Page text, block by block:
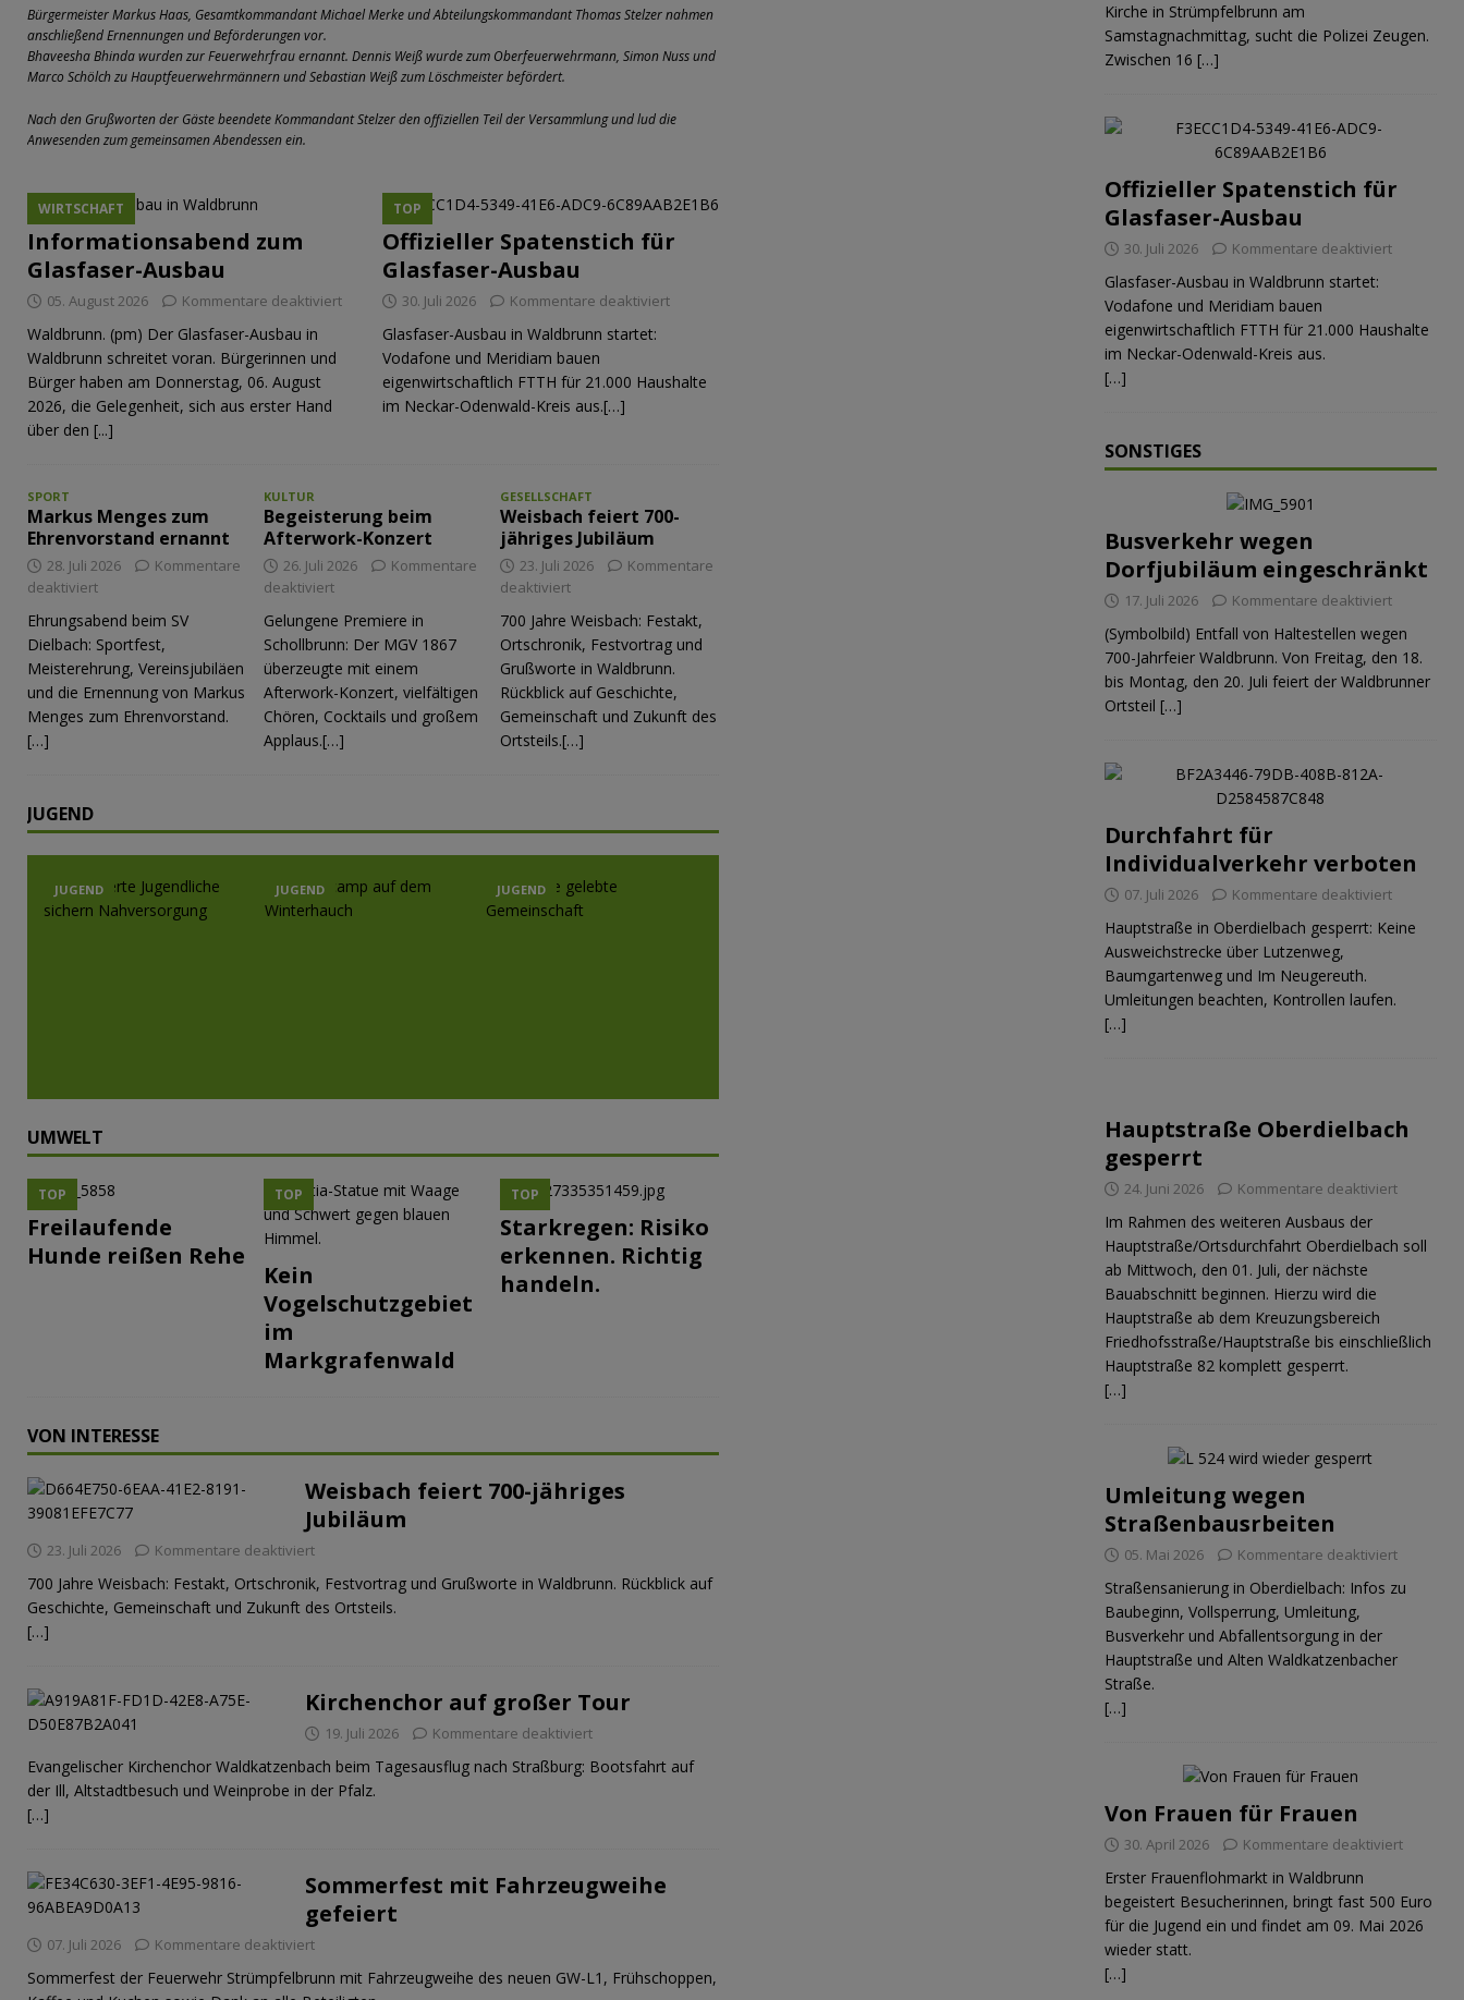
Bürgermeister Markus Haas, Gesamtkommandant Michael Merke und Abteilungskommandant Thomas Stelzer nahmen
anschließend Ernennungen und Beförderungen vor.
Bhaveesha Bhinda wurden zur Feuerwehrfrau ernannt. Dennis Weiß wurde zum Oberfeuerwehrmann, Simon Nuss und
Marco Schölch zu Hauptfeuerwehrmännern und Sebastian Weiß zum Löschmeister befördert.
Nach den Grußworten der Gäste beendete Kommandant Stelzer den offiziellen Teil der Versammlung und lud die
Anwesenden zum gemeinsamen Abendessen ein.
Informationsabend zum
Glasfaser-Ausbau
WIRTSCHAFT
05. August 2026 Kommentare deaktiviert
Waldbrunn. (pm) Der Glasfaser-Ausbau in
Waldbrunn schreitet voran. Bürgerinnen und
Bürger haben am Donnerstag, 06. August
2026, die Gelegenheit, sich aus erster Hand
über den [...]
Offizieller Spatenstich für
Glasfaser-Ausbau
TOP
30. Juli 2026 Kommentare deaktiviert
Glasfaser-Ausbau in Waldbrunn startet:
Vodafone und Meridiam bauen
eigenwirtschaftlich FTTH für 21.000 Haushalte
im Neckar-Odenwald-Kreis aus.[…]
SPORT
Markus Menges zum
Ehrenvorstand ernannt
28. Juli 2026
Kommentare
deaktiviert
Ehrungsabend beim SV
Dielbach: Sportfest,
Meisterehrung, Vereinsjubiläen
und die Ernennung von Markus
Menges zum Ehrenvorstand.
[…]
KULTUR
Begeisterung beim
Afterwork-Konzert
26. Juli 2026
Kommentare
deaktiviert
Gelungene Premiere in
Schollbrunn: Der MGV 1867
überzeugte mit einem
Afterwork-Konzert, vielfältigen
Chören, Cocktails und großem
Applaus.[…]
GESELLSCHAFT
Weisbach feiert 700-
jähriges Jubiläum
23. Juli 2026
Kommentare
deaktiviert
700 Jahre Weisbach: Festakt,
Ortschronik, Festvortrag und
Grußworte in Waldbrunn.
Rückblick auf Geschichte,
Gemeinschaft und Zukunft des
Ortsteils.[…]
JUGEND
JUGEND JUGEND
JUGEND JUGEND JUGEND
UMWELT
TOP
Freilaufende
Hunde reißen Rehe
TOP
Kein
Vogelschutzgebiet
im
Markgrafenwald
TOP
Starkregen: Risiko
erkennen. Richtig
handeln.
VON INTERESSE
Weisbach feiert 700-jähriges
Jubiläum
23. Juli 2026 Kommentare deaktiviert
700 Jahre Weisbach: Festakt, Ortschronik, Festvortrag und Grußworte in Waldbrunn. Rückblick auf
Geschichte, Gemeinschaft und Zukunft des Ortsteils.
[…]
Kirchenchor auf großer Tour
19. Juli 2026 Kommentare deaktiviert
Evangelischer Kirchenchor Waldkatzenbach beim Tagesausflug nach Straßburg: Bootsfahrt auf
der Ill, Altstadtbesuch und Weinprobe in der Pfalz.
[…]
Sommerfest mit Fahrzeugweihe
gefeiert
07. Juli 2026 Kommentare deaktiviert
Sommerfest der Feuerwehr Strümpfelbrunn mit Fahrzeugweihe des neuen GW-L1, Frühschoppen,
Kirche in Strümpfelbrunn am
Samstagnachmittag, sucht die Polizei Zeugen.
Zwischen 16 […]
Offizieller Spatenstich für
Glasfaser-Ausbau
30. Juli 2026 Kommentare deaktiviert
Glasfaser-Ausbau in Waldbrunn startet:
Vodafone und Meridiam bauen
eigenwirtschaftlich FTTH für 21.000 Haushalte
im Neckar-Odenwald-Kreis aus.
[…]
SONSTIGES
Busverkehr wegen
Dorfjubiläum eingeschränkt
17. Juli 2026 Kommentare deaktiviert
(Symbolbild) Entfall von Haltestellen wegen
700-Jahrfeier Waldbrunn. Von Freitag, den 18.
bis Montag, den 20. Juli feiert der Waldbrunner
Ortsteil […]
Durchfahrt für
Individualverkehr verboten
07. Juli 2026 Kommentare deaktiviert
Hauptstraße in Oberdielbach gesperrt: Keine
Ausweichstrecke über Lutzenweg,
Baumgartenweg und Im Neugereuth.
Umleitungen beachten, Kontrollen laufen.
[…]
Hauptstraße Oberdielbach
gesperrt
24. Juni 2026 Kommentare deaktiviert
Im Rahmen des weiteren Ausbaus der
Hauptstraße/Ortsdurchfahrt Oberdielbach soll
ab Mittwoch, den 01. Juli, der nächste
Bauabschnitt beginnen. Hierzu wird die
Hauptstraße ab dem Kreuzungsbereich
Friedhofsstraße/Hauptstraße bis einschließlich
Hauptstraße 82 komplett gesperrt.
[…]
Umleitung wegen
Straßenbausrbeiten
05. Mai 2026 Kommentare deaktiviert
Straßensanierung in Oberdielbach: Infos zu
Baubeginn, Vollsperrung, Umleitung,
Busverkehr und Abfallentsorgung in der
Hauptstraße und Alten Waldkatzenbacher
Straße.
[…]
Von Frauen für Frauen
30. April 2026 Kommentare deaktiviert
Erster Frauenflohmarkt in Waldbrunn
begeistert Besucherinnen, bringt fast 500 Euro
für die Jugend ein und findet am 09. Mai 2026
wieder statt.
[…]